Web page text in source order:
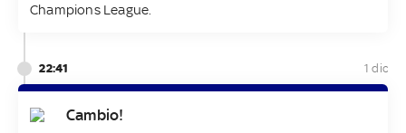
Champions League.
22:41 1 dic
Cambio!